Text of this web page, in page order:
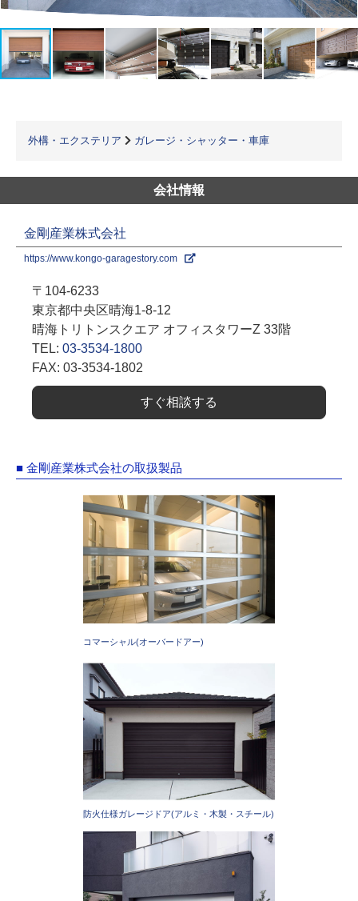
外構・エクステリア ガレージ・シャッター・車庫
会社情報
金剛産業株式会社
https://www.kongo-garagestory.com
〒104-6233
東京都中央区晴海1-8-12
晴海トリトンスクエア オフィスタワーZ 33階
TEL: 03-3534-1800
FAX: 03-3534-1802
すぐ相談する
■ 金剛産業株式会社の取扱製品
コマーシャル(オーバードアー)
防火仕様ガレージドア(アルミ・木製・スチール)